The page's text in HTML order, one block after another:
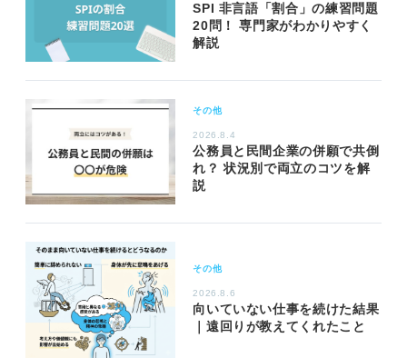
SPI 非言語「割合」の練習問題
20問！ 専門家がわかりやすく
解説
その他
2026.8.4
公務員と民間企業の併願で共倒
れ？ 状況別で両立のコツを解
説
その他
2026.8.6
向いていない仕事を続けた結果
｜遠回りが教えてくれたこと